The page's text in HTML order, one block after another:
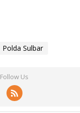
Polda Sulbar
Follow Us